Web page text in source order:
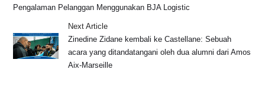
Pengalaman Pelanggan Menggunakan BJA Logistic
Next Article
Zinedine Zidane kembali ke Castellane: Sebuah
acara yang ditandatangani oleh dua alumni dari Amos
Aix-Marseille